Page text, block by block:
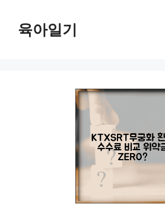
육아일기